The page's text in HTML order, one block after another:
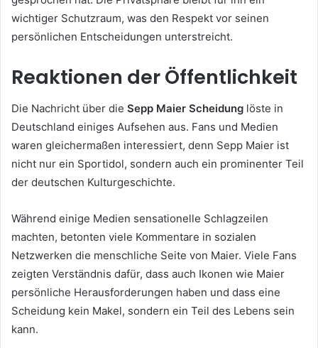
wichtiger Schutzraum, was den Respekt vor seinen
persönlichen Entscheidungen unterstreicht.
Reaktionen der Öffentlichkeit
Die Nachricht über die Sepp Maier Scheidung löste in
Deutschland einiges Aufsehen aus. Fans und Medien
waren gleichermaßen interessiert, denn Sepp Maier ist
nicht nur ein Sportidol, sondern auch ein prominenter Teil
der deutschen Kulturgeschichte.
Während einige Medien sensationelle Schlagzeilen
machten, betonten viele Kommentare in sozialen
Netzwerken die menschliche Seite von Maier. Viele Fans
zeigten Verständnis dafür, dass auch Ikonen wie Maier
persönliche Herausforderungen haben und dass eine
Scheidung kein Makel, sondern ein Teil des Lebens sein
kann.